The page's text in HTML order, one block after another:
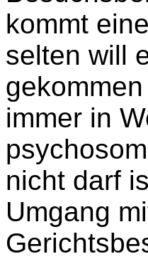
kommt
selten will
immer in
nicht darf
Umgang